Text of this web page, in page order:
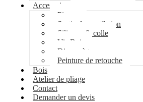
Accessoires
Pipeco
Sortie de ventilation
Silicone & colle
Vis Bois
Disque à tronçonner
Peinture de retouche
Bois
Atelier de pliage
Contact
Demander un devis